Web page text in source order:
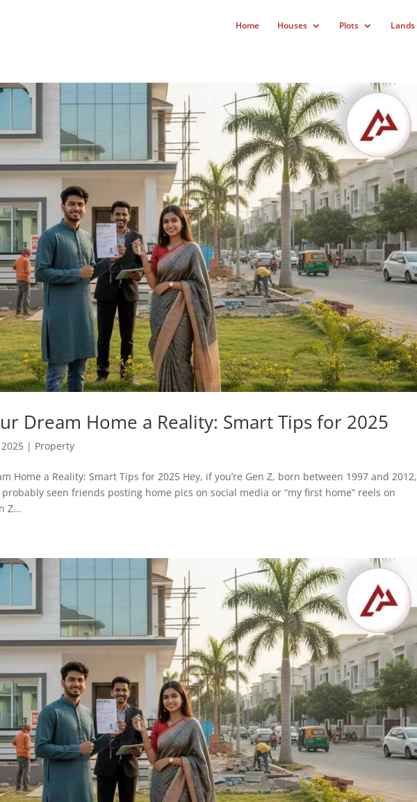
Home Houses Plots Lands
Dream Home a Reality: Smart Tips for 2025
| Property
Home a Reality: Smart Tips for 2025 Hey, if you’re Gen Z, born between 1997 and 2012,
seen friends posting home pics on social media or “my first home” reels on
Z...